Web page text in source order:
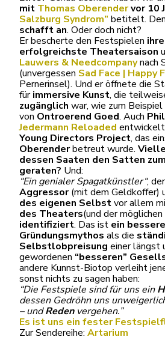
mit Thomas Oberendervor 10
Salzburg Syndrom” betitelt.
schafft an. Oder doch nicht?
Er bescherte den Festspielen
erfolgreichste Theatersaison
Lauwers & Needcompanynach
(unvergessen Sad Face | Happy
Pernerinsel). Und er öffnete die
fürimmersive Kunst, die
zugänglich war, wie zum Beispiel
von Ontroerend Goed. Auch
Jedermann Reloaded
Young Directors Project, das
Oberenderbetreut wurde.
dessen Saaten den Satten
geraten? Und:
“Ein genialer Spagatkünstler“,
Aggressor(mit dem Geldkoffer)
des eigenen Selbstvor allem
des Theaters(und der
identifiziert. Das ist ein
Gründungsmythos als die
Selbstlobpreisung einer längst
gewordenen “besseren”
andere Kunnst-Biotop verleiht
sonst nichts zu sagen haben:
“Die Festspiele sind für uns ein
dessen Gedröhn uns
– undRedenvergehen.”
Es ist uns ein fester
Zur Sendereihe: Artarium